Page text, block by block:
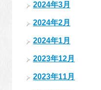
2024年3月
2024年2月
2024年1月
2023年12月
2023年11月